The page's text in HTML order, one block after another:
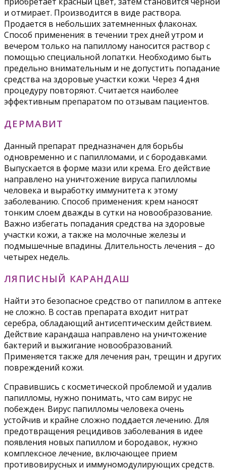
и отмирает. Производится в виде раствора.
Продается в небольших затемненных флаконах.
Способ применения: в течении трех дней утром и
вечером только на папиллому наносится раствор с
помощью специальной лопатки. Необходимо быть
предельно внимательным и не допустить попадание
средства на здоровые участки кожи. Через 4 дня
процедуру повторяют. Считается наиболее
эффективным препаратом по отзывам пациентов.
ДЕРМАВИТ
Данный препарат предназначен для борьбы
одновременно и с папилломами, и с бородавками.
Выпускается в форме мази или крема. Его действие
направлено на уничтожение вируса папилломы
человека и выработку иммунитета к этому
заболеванию. Способ применения: крем наносят
тонким слоем дважды в сутки на новообразование.
Важно избегать попадания средства на здоровые
участки кожи, а также на молочные железы и
подмышечные впадины. Длительность лечения – до
четырех недель.
ЛЯПИСНЫЙ КАРАНДАШ
Найти это безопасное средство от папиллом в аптеке
не сложно. В состав препарата входит нитрат
серебра, обладающий антисептическим действием.
Действие карандаша направлено на уничтожение
бактерий и выжигание новообразований.
Применяется также для лечения ран, трещин и других
повреждений кожи.
Справившись с косметической проблемой и удалив
папилломы, нужно понимать, что сам вирус не
побежден. Вирус папилломы человека очень
устойчив и крайне сложно поддается лечению. Для
предотвращения рецидивов заболевания в идее
появления новых папиллом и бородавок, нужно
комплексное лечение, включающее прием
противовирусных и иммуномодулирующих средств.